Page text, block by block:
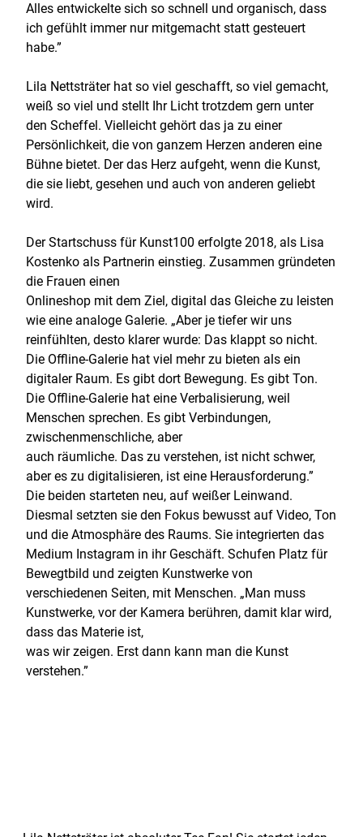
Alles entwickelte sich so schnell und organisch, dass
ich gefühlt immer nur mitgemacht statt gesteuert
habe.”
Lila Nettsträter hat so viel geschafft, so viel gemacht,
weiß so viel und stellt Ihr Licht trotzdem gern unter
den Scheffel. Vielleicht gehört das ja zu einer
Persönlichkeit, die von ganzem Herzen anderen eine
Bühne bietet. Der das Herz aufgeht, wenn die Kunst,
die sie liebt, gesehen und auch von anderen geliebt
wird.
Der Startschuss für Kunst100 erfolgte 2018, als Lisa
Kostenko als Partnerin einstieg. Zusammen gründeten
die Frauen einen
Onlineshop mit dem Ziel, digital das Gleiche zu leisten
wie eine analoge Galerie. „Aber je tiefer wir uns
reinfühlten, desto klarer wurde: Das klappt so nicht.
Die Offline-Galerie hat viel mehr zu bieten als ein
digitaler Raum. Es gibt dort Bewegung. Es gibt Ton.
Die Offline-Galerie hat eine Verbalisierung, weil
Menschen sprechen. Es gibt Verbindungen,
zwischenmenschliche, aber
auch räumliche. Das zu verstehen, ist nicht schwer,
aber es zu digitalisieren, ist eine Herausforderung.”
Die beiden starteten neu, auf weißer Leinwand.
Diesmal setzten sie den Fokus bewusst auf Video, Ton
und die Atmosphäre des Raums. Sie integrierten das
Medium Instagram in ihr Geschäft. Schufen Platz für
Bewegtbild und zeigten Kunstwerke von
verschiedenen Seiten, mit Menschen. „Man muss
Kunstwerke‚ vor der Kamera berühren, damit klar wird,
dass das Materie ist,
was wir zeigen. Erst dann kann man die Kunst
verstehen.”